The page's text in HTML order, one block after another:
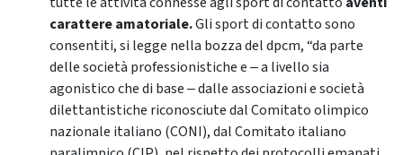
carattere amatoriale.Gli sport di contatto sono
consentiti, si legge nella bozza del dpcm, “da parte
delle società professionistiche e ‒ a livello sia
agonistico che di base ‒ dalle associazioni e società
dilettantistiche riconosciute dal Comitato olimpico
nazionale italiano (CONI), dal Comitato italiano